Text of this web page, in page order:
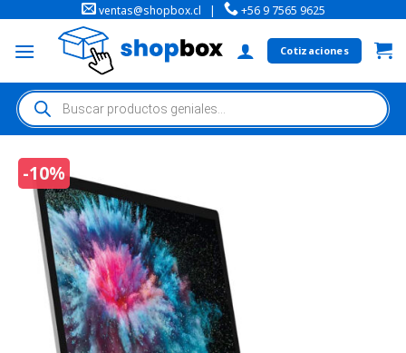
ventas@shopbox.cl | +56 9 7565 9625
Cotizaciones
-10%